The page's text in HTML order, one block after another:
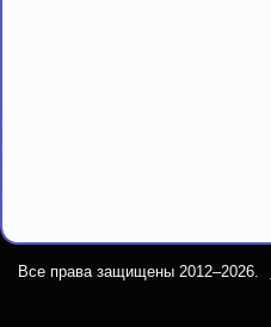
Все права защищены 2012–2026.